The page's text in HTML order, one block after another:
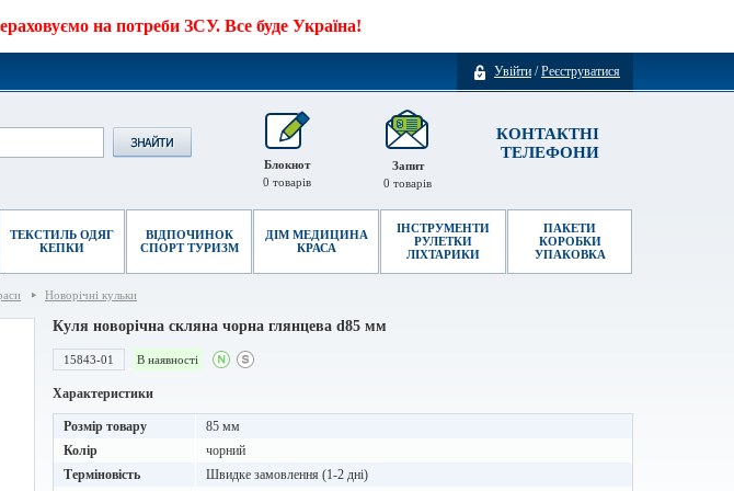
на потреби ЗСУ. Все буде Україна!
Увійти /Реєструватися
КОНТАКТНІ
ТЕЛЕФОНИ
Запит
0 товарів
Блокнот
0 товарів
ТЕКСТИЛЬ ОДЯГ
КЕПКИ
ВІДПОЧИНОК
СПОРТ ТУРИЗМ
ДІМ МЕДИЦИНА
КРАСА
ІНСТРУМЕНТИ
РУЛЕТКИ
ЛІХТАРИКИ
ПАКЕТИ
КОРОБКИ
УПАКОВКА
Новорічні кульки
Куля новорічна скляна чорна глянцева d85 мм
15843-01 В наявності
Характеристики
Розмір товару
85 мм
Колір
чорний
Терміновість
Швидке замовлення (1-2 дні)